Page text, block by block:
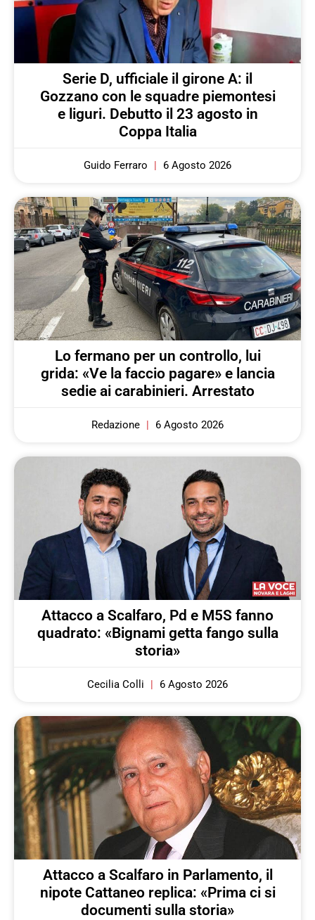
Serie D, ufficiale il girone A: il
Gozzano con le squadre piemontesi
e liguri. Debutto il 23 agosto in
Coppa Italia
Guido Ferraro 6 Agosto 2026
Lo fermano per un controllo, lui
grida: «Ve la faccio pagare» e lancia
sedie ai carabinieri. Arrestato
Redazione 6 Agosto 2026
Attacco a Scalfaro, Pd e M5S fanno
quadrato: «Bignami getta fango sulla
storia»
Cecilia Colli 6 Agosto 2026
Attacco a Scalfaro in Parlamento, il
nipote Cattaneo replica: «Prima ci si
documenti sulla storia»